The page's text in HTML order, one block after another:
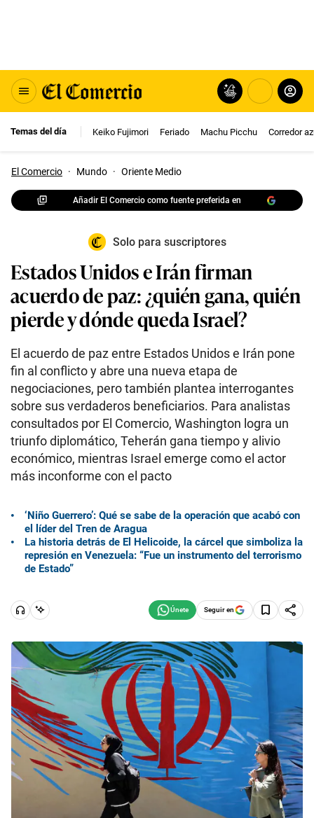
Temas del día Keiko Fujimori Feriado Machu Picchu Corredor
El Comercio · Mundo · Oriente Medio
Añadir El Comercio como fuente preferida en
Solo para suscriptores
Estados Unidos e Irán firman
acuerdo de paz: ¿quién gana, quién
pierde y dónde queda Israel?
El acuerdo de paz entre Estados Unidos e Irán pone
fin al conflicto y abre una nueva etapa de
negociaciones, pero también plantea interrogantes
sobre sus verdaderos beneficiarios. Para analistas
consultados por El Comercio, Washington logra un
triunfo diplomático, Teherán gana tiempo y alivio
económico, mientras Israel emerge como el actor
más inconforme con el pacto
‘Niño Guerrero’: Qué se sabe de la operación que acabó con
el líder del Tren de Aragua
La historia detrás de El Helicoide, la cárcel que simboliza la
represión en Venezuela: “Fue un instrumento del terrorismo
de Estado”
Seguir en